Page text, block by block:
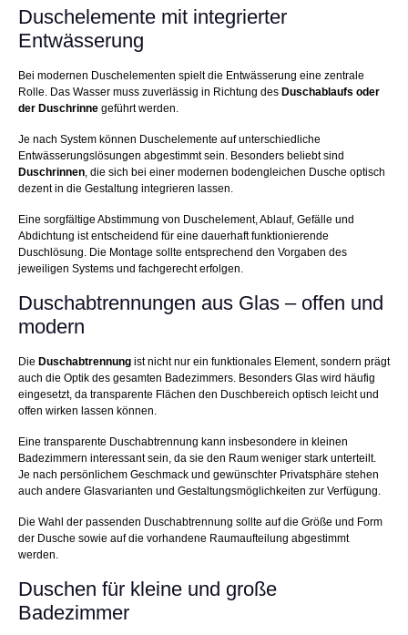
Duschelemente mit integrierter
Entwässerung
Bei modernen Duschelementen spielt die Entwässerung eine zentrale
Rolle. Das Wasser muss zuverlässig in Richtung des Duschablaufs oder
der Duschrinne geführt werden.
Je nach System können Duschelemente auf unterschiedliche
Entwässerungslösungen abgestimmt sein. Besonders beliebt sind
Duschrinnen, die sich bei einer modernen bodengleichen Dusche optisch
dezent in die Gestaltung integrieren lassen.
Eine sorgfältige Abstimmung von Duschelement, Ablauf, Gefälle und
Abdichtung ist entscheidend für eine dauerhaft funktionierende
Duschlösung. Die Montage sollte entsprechend den Vorgaben des
jeweiligen Systems und fachgerecht erfolgen.
Duschabtrennungen aus Glas – offen und
modern
Die Duschabtrennung ist nicht nur ein funktionales Element, sondern prägt
auch die Optik des gesamten Badezimmers. Besonders Glas wird häufig
eingesetzt, da transparente Flächen den Duschbereich optisch leicht und
offen wirken lassen können.
Eine transparente Duschabtrennung kann insbesondere in kleinen
Badezimmern interessant sein, da sie den Raum weniger stark unterteilt.
Je nach persönlichem Geschmack und gewünschter Privatsphäre stehen
auch andere Glasvarianten und Gestaltungsmöglichkeiten zur Verfügung.
Die Wahl der passenden Duschabtrennung sollte auf die Größe und Form
der Dusche sowie auf die vorhandene Raumaufteilung abgestimmt
werden.
Duschen für kleine und große
Badezimmer